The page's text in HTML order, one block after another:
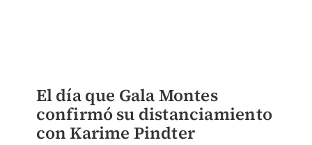
El día que Gala Montes
confirmó su distanciamiento
con Karime Pindter